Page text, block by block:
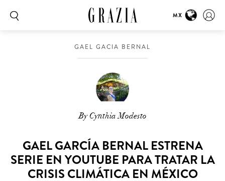
MX
GAEL GACIA BERNAL
By Cynthia Modesto
GAEL GARCÍA BERNAL ESTRENA
SERIE EN YOUTUBE PARA TRATAR LA
CRISIS CLIMÁTICA EN MÉXICO